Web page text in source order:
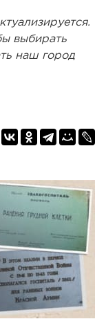
выбирать
наш город